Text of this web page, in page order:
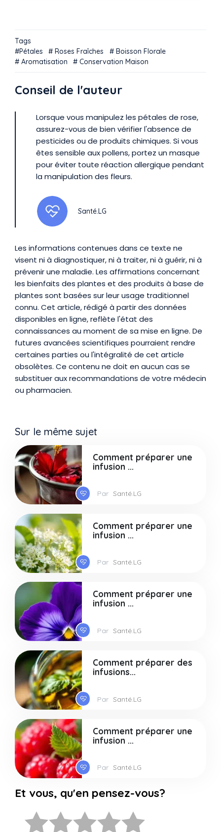
Tags
Pétales
Roses Fraîches
Boisson Florale
Aromatisation
Conservation Maison
Conseil de l'auteur
Lorsque vous manipulez les pétales de rose,
assurez-vous de bien vérifier l'absence de
pesticides ou de produits chimiques. Si vous
êtes sensible aux pollens, portez un masque
pour éviter toute réaction allergique pendant
la manipulation des fleurs.
Santé.LG
Les informations contenues dans ce texte ne
visent ni à diagnostiquer, ni à traiter, ni à guérir, ni à
prévenir une maladie. Les affirmations concernant
les bienfaits des plantes et des produits à base de
plantes sont basées sur leur usage traditionnel
connu. Cet article, rédigé à partir des données
disponibles en ligne, reflète l'état des
connaissances au moment de sa mise en ligne. De
futures avancées scientifiques pourraient rendre
certaines parties ou l'intégralité de cet article
obsolètes. Ce contenu ne doit en aucun cas se
substituer aux recommandations de votre médecin
ou pharmacien.
Sur le même sujet
Comment préparer une
infusion ...
Par Santé.LG
Comment préparer une
infusion ...
Par Santé.LG
Comment préparer une
infusion ...
Par Santé.LG
Comment préparer des
infusions...
Par Santé.LG
Comment préparer une
infusion ...
Par Santé.LG
Et vous, qu'en pensez-vous?